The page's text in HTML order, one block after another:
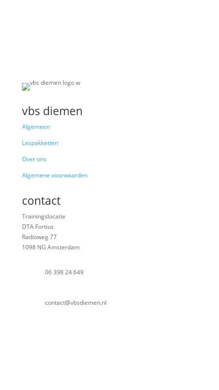
vbs diemen
Algemeen
Lespakketten
Over ons
Algemene voorwaarden
contact
Trainingslocatie
DTA Fortius
Radioweg 77
1098 NG Amsterdam
06 398 24 649
contact@vbsdiemen.nl